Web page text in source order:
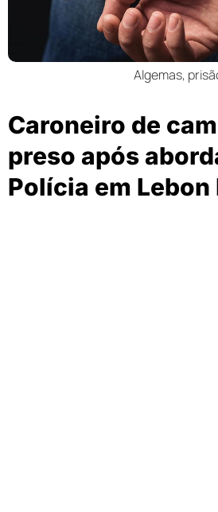
Algemas,
Caroneiro de
preso após
Polícia em Lebon